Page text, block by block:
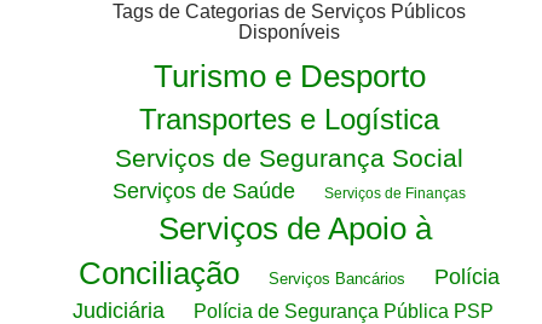
Tags de Categorias de Serviços Públicos
Disponíveis
Turismo e Desporto
Transportes e Logística
Serviços de Segurança Social
Serviços de Saúde Serviços de Finanças
Serviços de Apoio à
Conciliação
Serviços Bancários
Polícia
Judiciária
Polícia de Segurança Pública PSP